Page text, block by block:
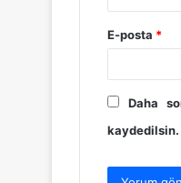
E-posta *
Daha
kaydedilsin.